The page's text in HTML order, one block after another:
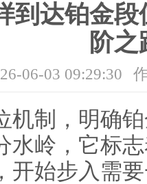
到达铂金
阶之
06-03 09:29:30
机制，明确
水岭，它标
开始步入需